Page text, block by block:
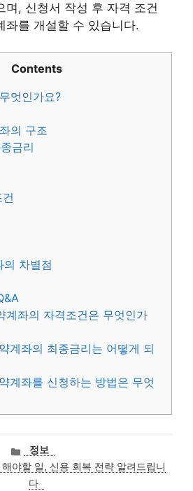
며, 신청서 작성 후 자격 조건
좌를 개설할 수 있습니다.
Contents
엇인가요?
의 구조
금리
의 차별점
계좌의 자격조건은 무엇인가
계좌의 최종금리는 어떻게 되
계좌를 신청하는 방법은 무엇
카
테
고
정보
야할 일, 신용 회복 전략 알려드립니
다